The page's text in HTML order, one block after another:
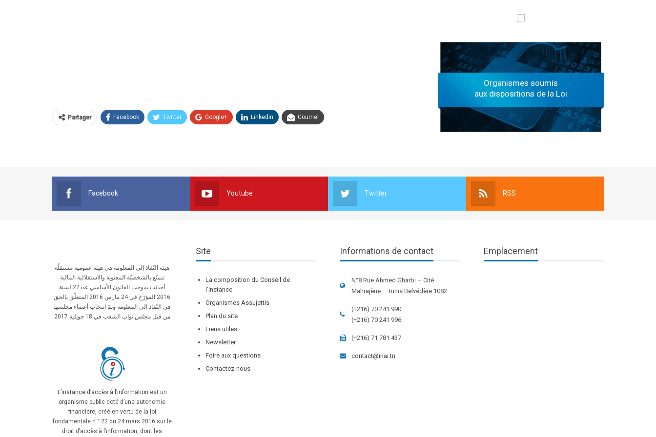
Partager Facebook Twitter Google+ Linkedin Courriel
الهياكل الخاضعة لقانون النفاذ إلى المعلومة
Organismes soumis
aux dispositions de la Loi
Facebook Youtube Twitter RSS
هيئة النّفاذ إلى المعلومة هي هيئة عمومية مستقلّة
تتمتّع بالشخصيّة المعنوية والاستقلالية المالية
أحدثت بموجب القانون الأساسي عدد22 لسنة
2016 المؤرّخ في 24 مارس 2016 المتعلّق بالحق
في النّفاذ الى المعلومة وتمّ انتخاب أعضاء مجلسها
من قبل مجلس نواب الشعب في 18 جويلية 2017
L’instance d’accès à l’information est un
organisme public doté d’une autonomie
financière, créé en vertu de la loi
fondamentale n ° 22 du 24 mars 2016 sur le
droit d’accès à l’information, dont les
Site
La composition du Conseil de
l’Instance
Organismes Assujettis
Plan du site
Liens utiles
Newsletter
Foire aux questions
Contactez-nous
Informations de contact
N°8 Rue Ahmed Gharbi – Cité
Mahrajène – Tunis Belvédère 1082
(+216) 70 241 990
(+216) 70 241 996
(+216) 71 781 437
contact@inai.tn
Emplacement